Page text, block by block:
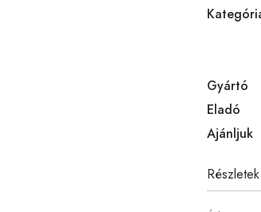
Gyártó
Eladó
Ajánljuk
Részletek